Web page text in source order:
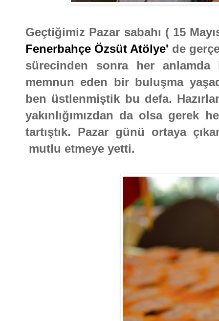
Geçtiğimiz Pazar sabahı ( 15
Fenerbahçe Özsüt Atölye' de
sürecinden sonra her anlamda
memnun eden bir buluşma
ben üstlenmiştik bu defa.
yakınlığımızdan da olsa gerek
tartıştık. Pazar günü ortaya
mutlu etmeye yetti.